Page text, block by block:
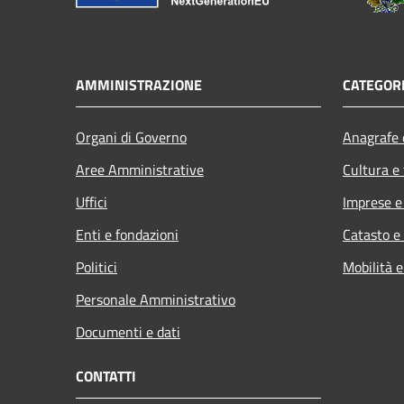
AMMINISTRAZIONE
Organi di Governo
Aree Amministrative
Uffici
Enti e fondazioni
Politici
Personale Amministrativo
Documenti e dati
Cultura
Imprese
Catasto
Mobilità
CONTATTI